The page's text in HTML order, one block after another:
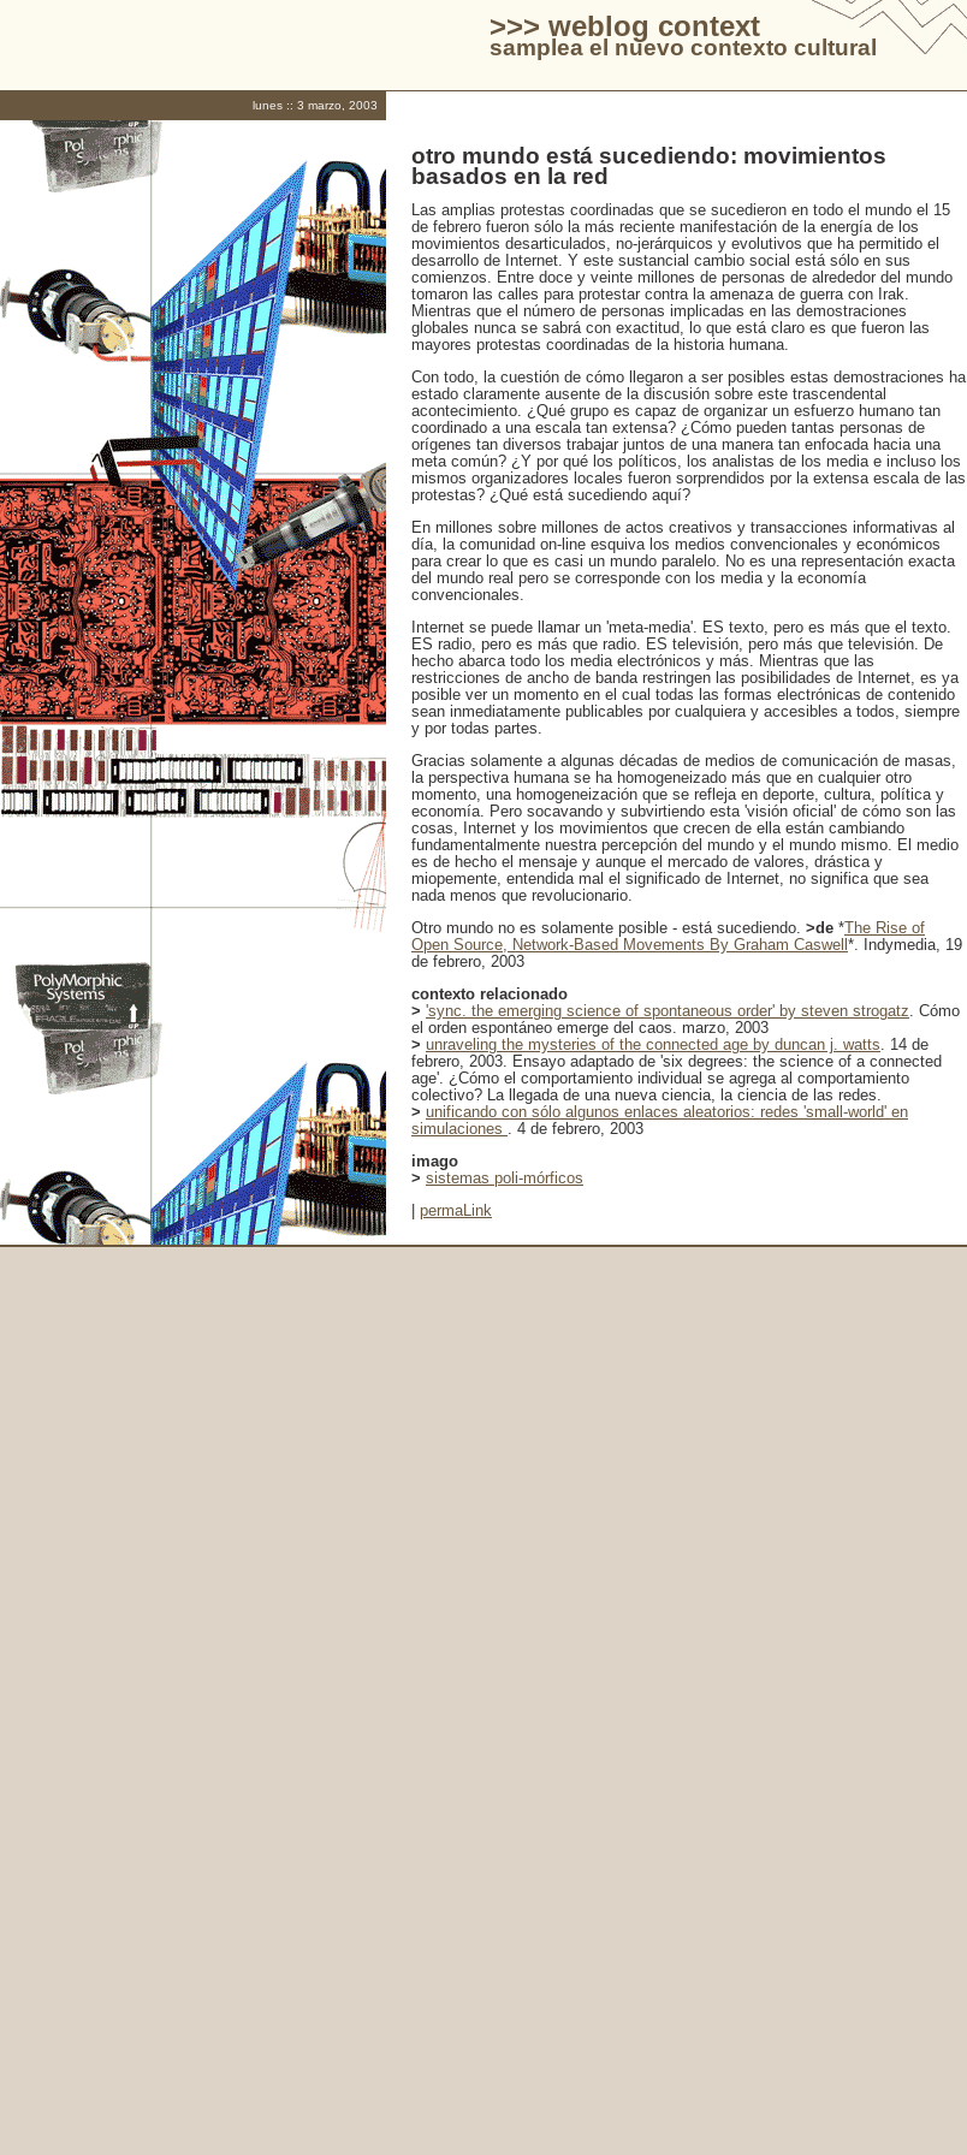
>>> weblog context
samplea el nuevo contexto cultural
lunes :: 3 marzo, 2003
otro mundo está sucediendo: movimientos
basados en la red
Las amplias protestas coordinadas que se sucedieron en todo el mundo el 15
de febrero fueron sólo la más reciente manifestación de la energía de los
movimientos desarticulados, no-jerárquicos y evolutivos que ha permitido el
desarrollo de Internet. Y este sustancial cambio social está sólo en sus
comienzos. Entre doce y veinte millones de personas de alrededor del mundo
tomaron las calles para protestar contra la amenaza de guerra con Irak.
Mientras que el número de personas implicadas en las demostraciones
globales nunca se sabrá con exactitud, lo que está claro es que fueron las
mayores protestas coordinadas de la historia humana.
Con todo, la cuestión de cómo llegaron a ser posibles estas demostraciones ha
estado claramente ausente de la discusión sobre este trascendental
acontecimiento. ¿Qué grupo es capaz de organizar un esfuerzo humano tan
coordinado a una escala tan extensa? ¿Cómo pueden tantas personas de
orígenes tan diversos trabajar juntos de una manera tan enfocada hacia una
meta común? ¿Y por qué los políticos, los analistas de los media e incluso los
mismos organizadores locales fueron sorprendidos por la extensa escala de las
protestas? ¿Qué está sucediendo aquí?
En millones sobre millones de actos creativos y transacciones informativas al
día, la comunidad on-line esquiva los medios convencionales y económicos
para crear lo que es casi un mundo paralelo. No es una representación exacta
del mundo real pero se corresponde con los media y la economía
convencionales.
Internet se puede llamar un 'meta-media'. ES texto, pero es más que el texto.
ES radio, pero es más que radio. ES televisión, pero más que televisión. De
hecho abarca todo los media electrónicos y más. Mientras que las
restricciones de ancho de banda restringen las posibilidades de Internet, es ya
posible ver un momento en el cual todas las formas electrónicas de contenido
sean inmediatamente publicables por cualquiera y accesibles a todos, siempre
y por todas partes.
Gracias solamente a algunas décadas de medios de comunicación de masas,
la perspectiva humana se ha homogeneizado más que en cualquier otro
momento, una homogeneización que se refleja en deporte, cultura, política y
economía. Pero socavando y subvirtiendo esta 'visión oficial' de cómo son las
cosas, Internet y los movimientos que crecen de ella están cambiando
fundamentalmente nuestra percepción del mundo y el mundo mismo. El medio
es de hecho el mensaje y aunque el mercado de valores, drástica y
miopemente, entendida mal el significado de Internet, no significa que sea
nada menos que revolucionario.
Otro mundo no es solamente posible - está sucediendo. >de *The Rise of
Open Source, Network-Based Movements By Graham Caswell *. Indymedia, 19
de febrero, 2003
contexto relacionado
> 'sync. the emerging science of spontaneous order' by steven strogatz. Cómo
el orden espontáneo emerge del caos. marzo, 2003
> unraveling the mysteries of the connected age by duncan j. watts. 14 de
febrero, 2003. Ensayo adaptado de 'six degrees: the science of a connected
age'. ¿Cómo el comportamiento individual se agrega al comportamiento
colectivo? La llegada de una nueva ciencia, la ciencia de las redes.
> unificando con sólo algunos enlaces aleatorios: redes 'small-world' en
simulaciones . 4 de febrero, 2003
imago
> sistemas poli-mórficos
permaLink